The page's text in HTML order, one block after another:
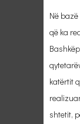
Në
që ka
katërtit
shtetit,